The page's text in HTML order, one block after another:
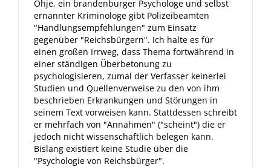
Ohje, ein brandenburger Psychologe und selbst
ernannter Kriminologe gibt Polizeibeamten
"Handlungsempfehlungen" zum Einsatz
gegenüber "Reichsbürgern". Ich halte es für
einen großen Irrweg, dass Thema fortwährend in
einer ständigen Überbetonung zu
psychologisieren, zumal der Verfasser keinerlei
Studien und Quellenverweise zu den von ihm
beschrieben Erkrankungen und Störungen in
seinem Text vorweisen kann. Stattdessen schreibt
er mehrfach von "Annahmen" ("scheint") die er
jedoch nicht wissenschaftlich belegen kann.
Bislang existiert keine Studie über die
"Psychologie von Reichsbürger".